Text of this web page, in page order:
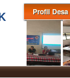
Profil Desa